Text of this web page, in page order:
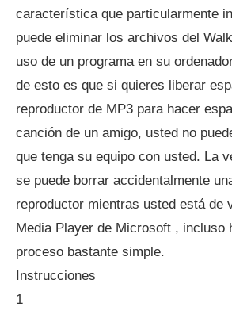
característica que particularmente
puede eliminar los archivos del
uso de un programa en su
de esto es que si quieres liberar
reproductor de MP3 para hacer
canción de un amigo, usted no
que tenga su equipo con usted. La
se puede borrar accidentalmente
reproductor mientras usted está de
Media Player de Microsoft , incluso
proceso bastante simple.
Instrucciones
1